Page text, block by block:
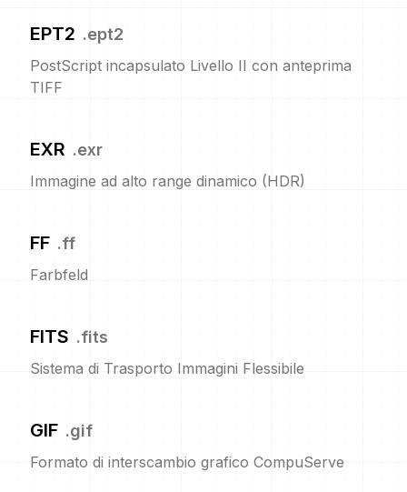
EPT2 .ept2
PostScript incapsulato Livello II con anteprima
TIFF
EXR .exr
Immagine ad alto range dinamico (HDR)
FF .ff
Farbfeld
FITS .fits
Sistema di Trasporto Immagini Flessibile
GIF .gif
Formato di interscambio grafico CompuServe